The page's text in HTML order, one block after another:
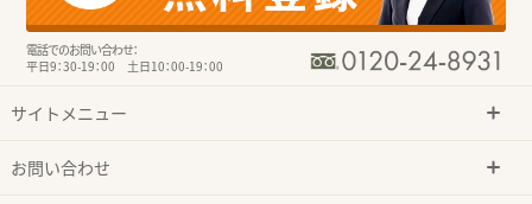
電話でのお問い合わせ：
平日9：30-19：00 土日10：00-19：00
サイトメニュー
お問い合わせ